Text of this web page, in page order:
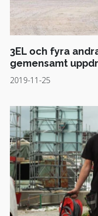
3EL och fyra
gemensamt
2019-11-25